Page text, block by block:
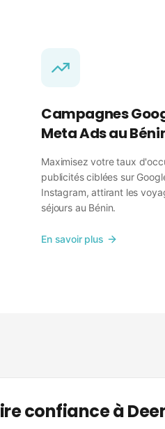
Campagnes
Meta Ads au
Maximisez votre taux
publicités ciblées sur
Instagram, attirant les
séjours au Bénin.
En savoir plus
confiance à